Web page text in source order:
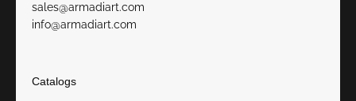
sales@armadiart.com
info@armadiart.com
Catalogs